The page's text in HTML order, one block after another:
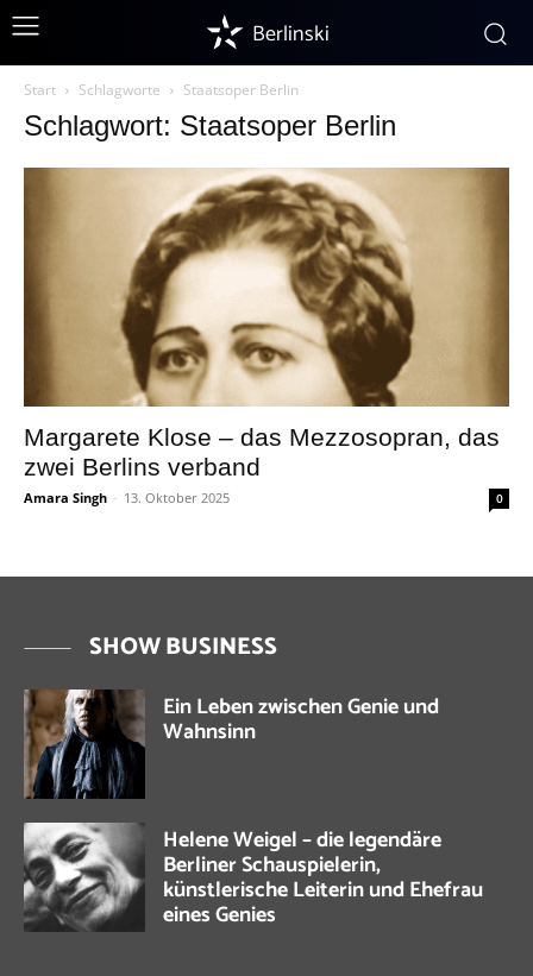
Berlinski
Start Schlagworte Staatsoper Berlin
Schlagwort: Staatsoper Berlin
Margarete Klose – das Mezzosopran, das
zwei Berlins verband
Amara Singh - 13. Oktober 2025 0
SHOW BUSINESS
Ein Leben zwischen Genie und
Wahnsinn
Helene Weigel – die legendäre
Berliner Schauspielerin,
künstlerische Leiterin und Ehefrau
eines Genies